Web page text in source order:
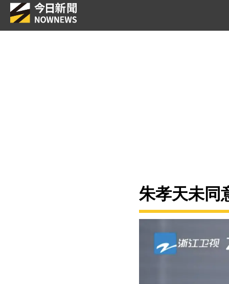
朱孝天未同